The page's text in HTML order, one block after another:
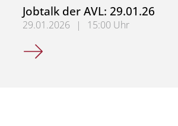
Jobtalk der AVL: 29.01.26
29.01.2026 |
15:00 Uhr
Jobtalk der AVL: 29.01.26